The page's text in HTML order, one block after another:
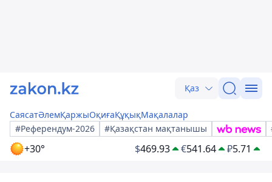
Қаз
СаясатӘлемҚаржыОқиғаҚұқықМақалалар
#Референдум-2026
#Қазақстан мақтанышы
+30° $469.93 €541.64 ₽5.71